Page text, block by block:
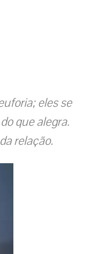
eles se
que alegra.
relação.